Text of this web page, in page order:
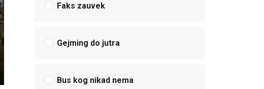
Faks zauvek
Gejming do jutra
Bus kog nikad nema